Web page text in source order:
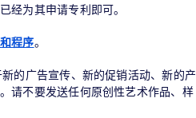
经为其申请专利即可。
程序。
的广告宣传、新的促销活动、新的产
请不要发送任何原创性艺术作品、样